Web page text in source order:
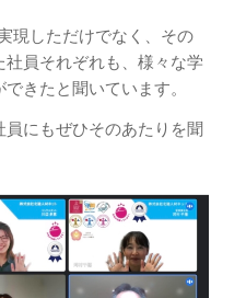
現しただけでなく、その
員それぞれも、様々な学
きたと聞いています。
にもぜひそのあたりを聞